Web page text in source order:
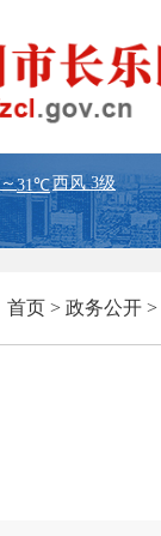
首页 > 政务公开 >